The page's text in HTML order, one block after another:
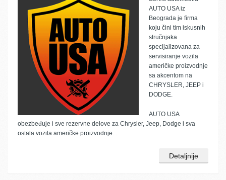
AUTO USA iz
Beograda je firma
koju čini tim iskusnih
stručnjaka
specijalizovana za
servisiranje vozila
američke proizvodnje
sa akcentom na
CHRYSLER, JEEP i
DODGE.
AUTO USA
obezbeđuje i sve rezervne delove za Chrysler, Jeep, Dodge i sva
ostala vozila američke proizvodnje...
Detaljnije